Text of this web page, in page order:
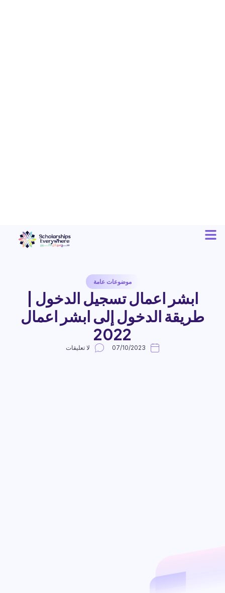
موضوعات عامة
ابشر اعمال تسجيل الدخول |
طريقة الدخول إلى ابشر اعمال
2022
07/10/2023 لا تعليقات